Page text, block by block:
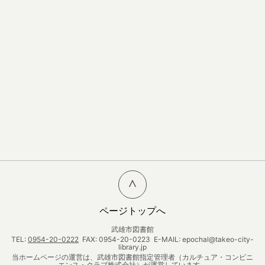
ページトップへ
武雄市図書館
TEL: 0954-20-0222 FAX: 0954-20-0223 E-MAIL: epochal@takeo-city-
library.jp
当ホームページの運営は、武雄市図書館指定管理者（カルチュア・コンビニ